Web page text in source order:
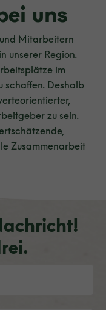
uns
Mitarbeitern
unserer Region.
im
schaffen. Deshalb
zu sein.
Zusammenarbeit